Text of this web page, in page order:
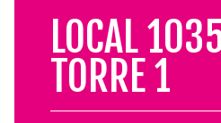
LOCAL
TORRE 1